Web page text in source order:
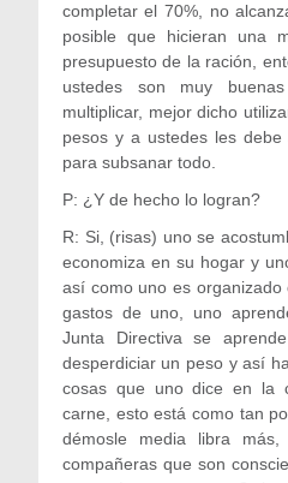
completar el 70%, no
posible que hicieran una
presupuesto de la ración,
ustedes son muy
multiplicar, mejor dicho
pesos y a ustedes les
para subsanar todo.
P: ¿Y de hecho lo logran?
R: Si, (risas) uno se
economiza en su hogar y
así como uno es
gastos de uno, uno
Junta Directiva se
desperdiciar un peso y así
cosas que uno dice en la
carne, esto está como tan
démosle media libra
compañeras que son